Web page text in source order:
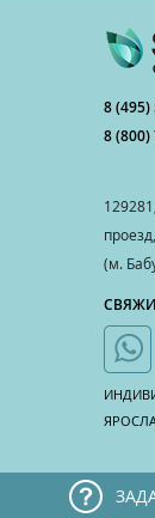
8 (495)
8 (800)
(м.